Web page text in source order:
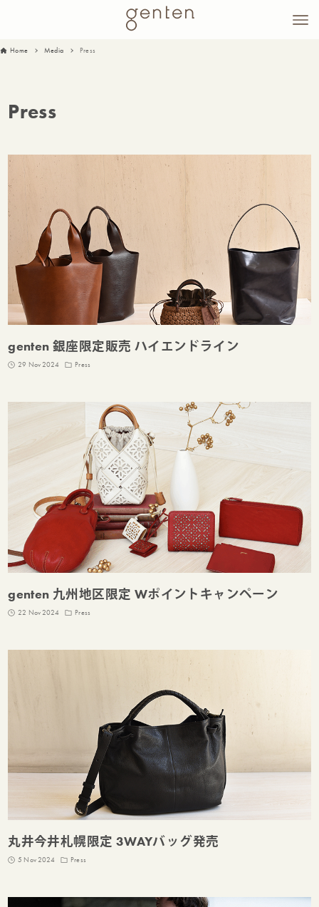
Home Media Press
Press
genten 銀座限定販売 ハイエンドライン
29 Nov 2024 Press
genten 九州地区限定 Wポイントキャンペーン
22 Nov 2024 Press
丸井今井札幌限定 3WAYバッグ発売
5 Nov 2024 Press